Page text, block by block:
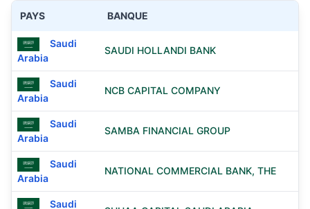
PAYS BANQUE
Saudi
Arabia
SAUDI HOLLANDI BANK
Saudi
Arabia
NCB CAPITAL COMPANY
Saudi
Arabia
SAMBA FINANCIAL GROUP
Saudi
Arabia
NATIONAL COMMERCIAL BANK, THE
Saudi